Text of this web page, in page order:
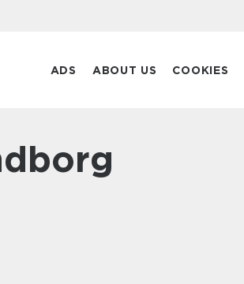
ADS ABOUT US COOKIES